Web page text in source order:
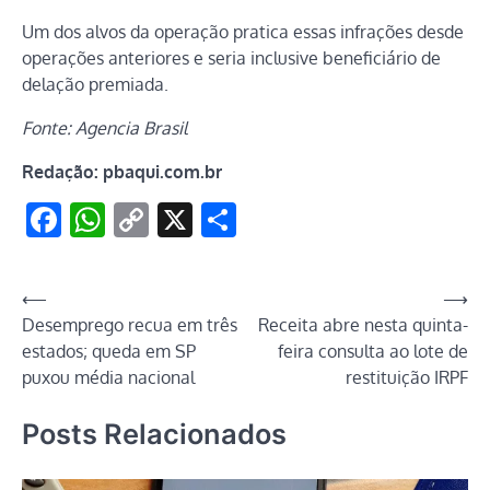
Um dos alvos da operação pratica essas infrações desde
operações anteriores e seria inclusive beneficiário de
delação premiada.
Fonte: Agencia Brasil
Redação: pbaqui.com.br
Facebook
WhatsApp
Copy
X
Navegação
de
Post
⟵
Desemprego recua em três
estados; queda em SP
puxou média nacional
Receita abre nesta quinta-
feira consulta ao lote de
restituição IRPF
⟶
Posts Relacionados